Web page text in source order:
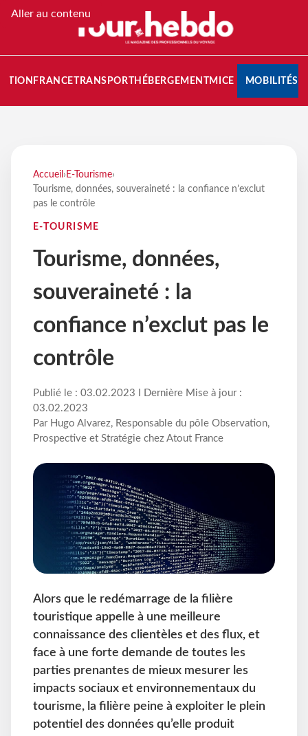
Aller au contenu
FRANCETRANSPORT HÉBERGEMENTMICE MOBILITÉS
Accueil › E-Tourisme›
Tourisme, données, souveraineté : la confiance n’exclut
pas le contrôle
E-TOURISME
Tourisme, données,
souveraineté : la
confiance n’exclut pas le
contrôle
Publié le : 03.02.2023 I Dernière Mise à jour :
03.02.2023
Par Hugo Alvarez, Responsable du pôle Observation,
Prospective et Stratégie chez Atout France
Alors que le redémarrage de la filière
touristique appelle à une meilleure
connaissance des clientèles et des flux, et
face à une forte demande de toutes les
parties prenantes de mieux mesurer les
impacts sociaux et environnementaux du
tourisme, la filière peine à exploiter le plein
potentiel des données qu’elle produit